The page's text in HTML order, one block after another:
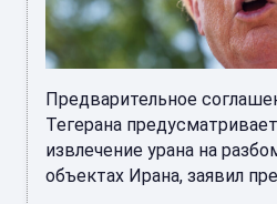
Предварительное
Тегерана
извлечение урана на
объектах Ирана, заявил